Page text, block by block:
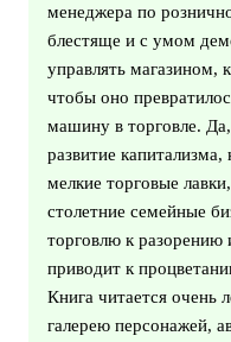
менеджера по
блестяще и с умом
управлять магазином,
чтобы оно
машину в торговле. Да,
развитие
мелкие торговые
столетние семейные
торговлю к разорению
приводит к
Книга читается очень
галерею персонажей,